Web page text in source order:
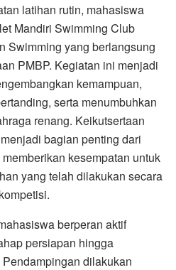
latihan rutin, mahasiswa
Mandiri Swimming Club
Swimming yang berlangsung
PMBP. Kegiatan ini menjadi
kemampuan,
serta menumbuhkan
renang. Keikutsertaan
bagian penting dari
kesempatan untuk
yang telah dilakukan secara
berperan aktif
persiapan hingga
dilakukan